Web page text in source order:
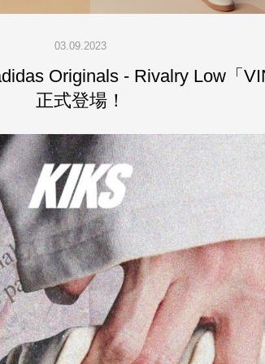
03.09.2023
Originals - Rivalry Low「
正式登場！